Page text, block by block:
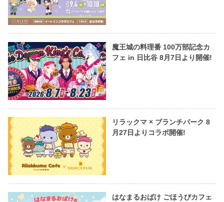
魔王城の料理番 100万部記念カ
フェ in 日比谷 8月7日より開催!
リラックマ × ブランチパーク 8
月27日よりコラボ開催!
はなまるおばけ ごほうびカフェ